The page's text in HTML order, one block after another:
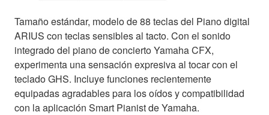
Tamaño estándar, modelo de 88 teclas del Piano digital
ARIUS con teclas sensibles al tacto. Con el sonido
integrado del piano de concierto Yamaha CFX,
experimenta una sensación expresiva al tocar con el
teclado GHS. Incluye funciones recientemente
equipadas agradables para los oídos y compatibilidad
con la aplicación Smart Pianist de Yamaha.